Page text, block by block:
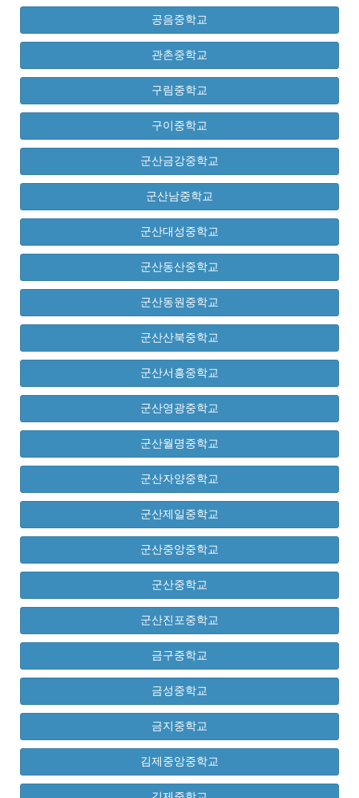
공음중학교
관촌중학교
구림중학교
구이중학교
군산금강중학교
군산남중학교
군산대성중학교
군산동산중학교
군산동원중학교
군산산북중학교
군산서흥중학교
군산영광중학교
군산월명중학교
군산자양중학교
군산제일중학교
군산중앙중학교
군산중학교
군산진포중학교
금구중학교
금성중학교
금지중학교
김제중앙중학교